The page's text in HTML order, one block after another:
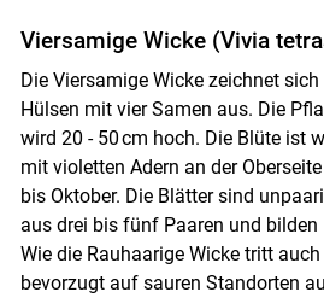
Viersamige Wicke (Vivia
Die Viersamige Wicke zeichnet
Hülsen mit vier Samen aus. Die
wird 20 - 50 cm hoch. Die Blüte ist
mit violetten Adern an der
bis Oktober. Die Blätter sind
aus drei bis fünf Paaren und bilden
Wie die Rauhaarige Wicke tritt
bevorzugt auf sauren Standorten